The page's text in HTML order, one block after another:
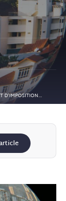
EXEMPLE PRATIQUE DE DÉTERMINATION ET D’IMPOSITION DU RÉSULTAT DE LA SOCIÉTÉ CIVILE IMMOBILIÈRE
cet article